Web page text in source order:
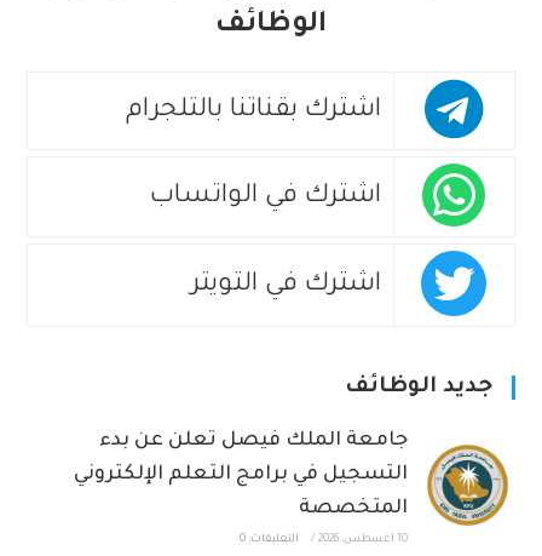
الوظائف
اشترك بقناتنا بالتلجرام
اشترك في الواتساب
اشترك في التويتر
جديد الوظائف
جامعة الملك فيصل تعلن عن بدء
التسجيل في برامج التعلم الإلكتروني
المتخصصة
10 أغسطس، 2026 / التعليقات: 0